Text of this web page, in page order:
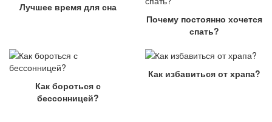
Лучшее время для сна
Почему постоянно хочется
спать?
Как бороться с
бессонницей?
Как избавиться от храпа?